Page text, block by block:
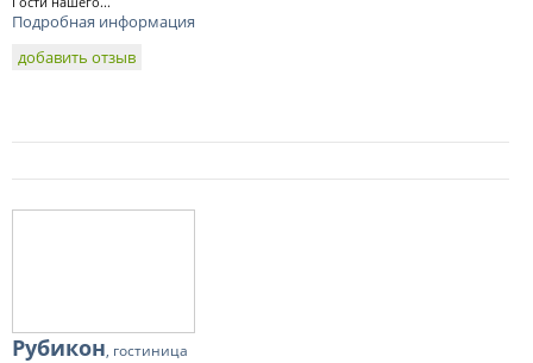
Подробная информация
добавить отзыв
Рубикон, гостиница